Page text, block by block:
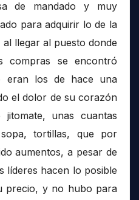
de mandado y muy
para adquirir lo de la
llegar al puesto donde
compras se encontró
eran los de hace una
el dolor de su corazón
unas cuantas
tortillas, que por
aumentos, a pesar de
líderes hacen lo posible
precio, y no hubo para